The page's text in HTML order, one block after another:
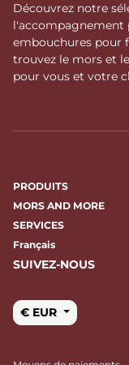
Découvrez notre
l'accompagnement
embouchures pour
trouvez le mors et
pour vous et votre
PRODUITS
MORS AND MORE
SERVICES
Français
SUIVEZ-NOUS
€ EUR